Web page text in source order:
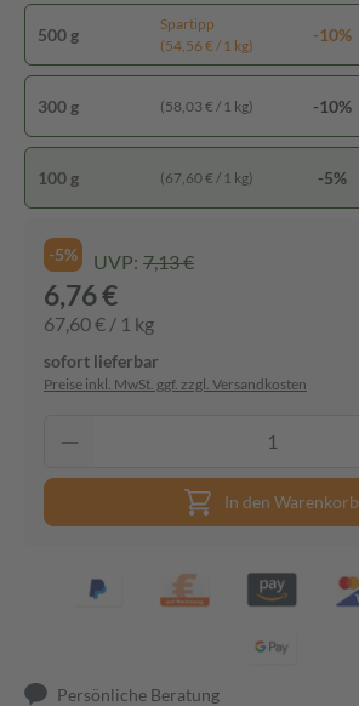
500 g
Spartipp
(54,56 € / 1 kg)
-10%
300 g (58,03 € / 1 kg) -10%
100 g (67,60 € / 1 kg) -5%
-5% UVP: 7,13 €
6,76 €
67,60 € / 1 kg
sofort lieferbar
Preise inkl. MwSt. ggf. zzgl. Versandkosten
In den Warenkorb
Persönliche Beratung